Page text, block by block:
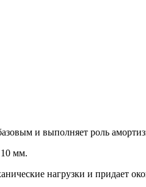
и выполняет роль
10 мм.
нагрузки и придает